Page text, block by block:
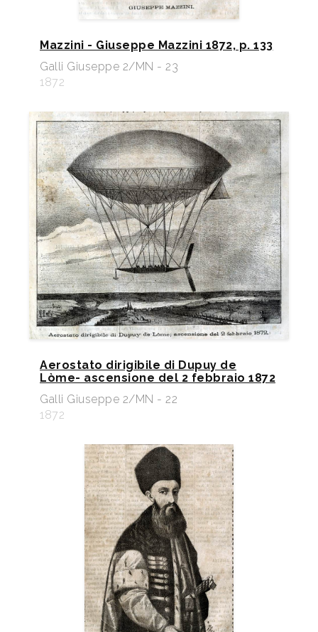
Mazzini - Giuseppe Mazzini 1872, p. 133
Galli Giuseppe 2/MN - 23
1872
Aerostato dirigibile di Dupuy de
Lòme- ascensione del 2 febbraio 1872
Galli Giuseppe 2/MN - 22
1872